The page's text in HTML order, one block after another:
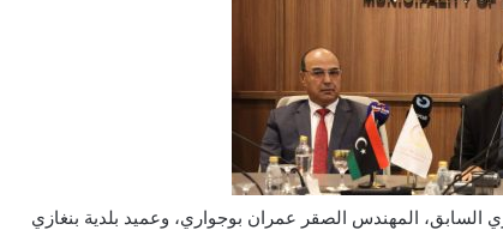
المهندس الصقر عمران بوجواري، وعميد بلدية بنغازي